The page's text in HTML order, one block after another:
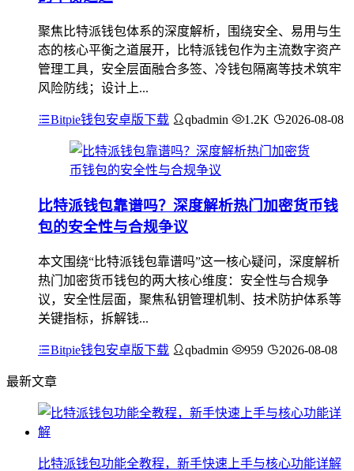
聚焦比特派钱包体系的深度解析，围绕安全、易用与生
态的核心平衡之道展开，比特派钱包作为主流数字资产
管理工具，安全层面融合多签、冷钱包隔离等技术筑牢
风险防线；设计上...
Bitpie钱包安卓版下载 qbadmin 1.2K 2026-08-08
比特派钱包靠谱吗？深度解析热门加密货币钱
包的安全性与合规争议
本文围绕“比特派钱包靠谱吗”这一核心疑问，深度解析
热门加密货币钱包的两大核心维度：安全性与合规争
议，安全性层面，聚焦私钥管理机制、技术防护体系等
关键指标，拆解钱...
Bitpie钱包安卓版下载 qbadmin 959 2026-08-08
最新文章
比特派钱包功能全教程，新手快速上手与核心功能详解